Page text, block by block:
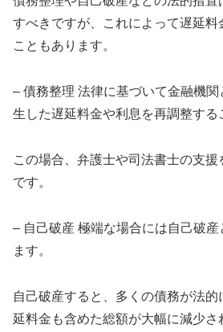
すべきですが、これによって遅延料
こともあります。
– 債務整理 法律に基づいて金融機
生した遅延料金や利息を再調整する
この場合、弁護士や司法書士の支
です。
– 自己破産 極端な場合には自己破産
ます。
自己破産すると、多くの債務が法
延料金も含めた総額が大幅に減少さ